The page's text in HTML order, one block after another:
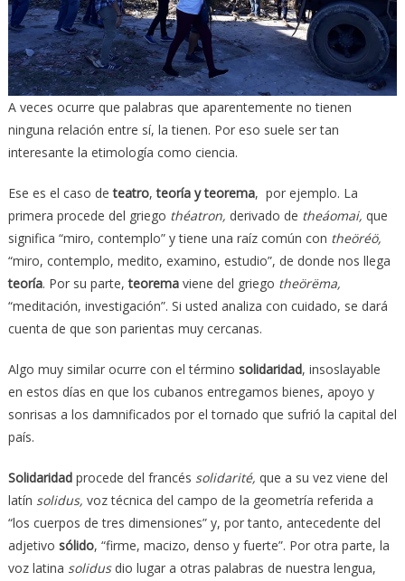
A veces ocurre que palabras que aparentemente no tienen
ninguna relación entre sí, la tienen. Por eso suele ser tan
interesante la etimología como ciencia.
Ese es el caso deteatro, teoría y teorema, por ejemplo. La
primera procede del griego théatron, derivado de theáomai, que
significa “miro, contemplo” y tiene una raíz común con theöréö,
“miro, contemplo, medito, examino, estudio”, de donde nos llega
teoría. Por su parte,teoremaviene del griego theörëma,
“meditación, investigación”. Si usted analiza con cuidado, se dará
cuenta de que son parientas muy cercanas.
Algo muy similar ocurre con el término solidaridad, insoslayable
en estos días en que los cubanos entregamos bienes, apoyo y
sonrisas a los damnificados por el tornado que sufrió la capital del
país.
Solidaridadprocede del francés solidarité, que a su vez viene del
latín solidus, voz técnica del campo de la geometría referida a
“los cuerpos de tres dimensiones” y, por tanto, antecedente del
adjetivo sólido, “firme, macizo, denso y fuerte”. Por otra parte, la
voz latina solidus dio lugar a otras palabras de nuestra lengua,